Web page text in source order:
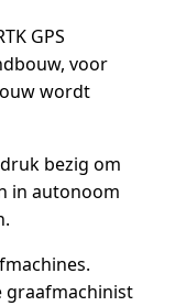
GPS
voor
wordt
bezig om
in autonoom
graafmachinist